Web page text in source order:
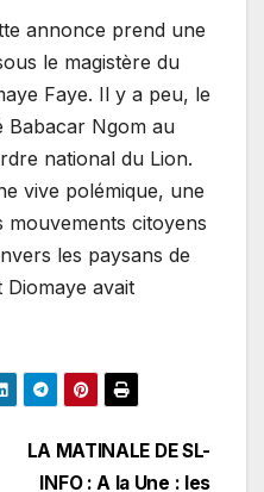
annonce prend une
le magistère du
Faye. Il y a peu, le
Babacar Ngom au
national du Lion.
vive polémique, une
mouvements citoyens
les paysans de
Diomaye avait
LA MATINALE DE SL-
INFO : A la Une : les